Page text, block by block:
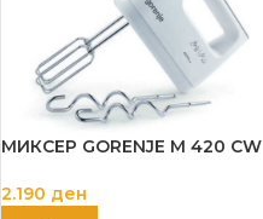
МИКСЕР GORENJE M 420 CW
2.190 ден